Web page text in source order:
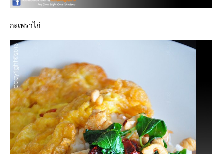
กะเพราไก่